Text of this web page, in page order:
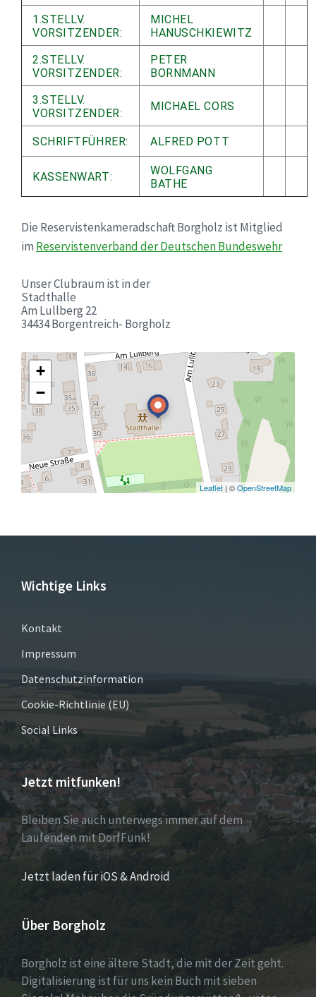
1.STELLV.
VORSITZENDER:
MICHEL
HANUSCHKIEWITZ
2.STELLV.
VORSITZENDER:
PETER
BORNMANN
3.STELLV.
VORSITZENDER:
MICHAEL CORS
SCHRIFTFÜHRER: ALFRED POTT
KASSENWART:
WOLFGANG
BATHE
Die Reservistenkameradschaft Borgholz ist Mitglied
im Reservistenverband der Deutschen Bundeswehr
Unser Clubraum ist in der
Stadthalle
Am Lullberg 22
34434 Borgentreich- Borgholz
+
−
Leaflet | ©OpenStreetMap
Wichtige Links
Kontakt
Impressum
Datenschutzinformation
Cookie-Richtlinie (EU)
Social Links
Jetzt mitfunken!
Bleiben Sie auch unterwegs immer auf dem
Laufenden mit DorfFunk!
Jetzt laden für iOS & Android
Über Borgholz
Borgholz ist eine ältere Stadt, die mit der Zeit geht.
Digitalisierung ist für uns kein Buch mit sieben